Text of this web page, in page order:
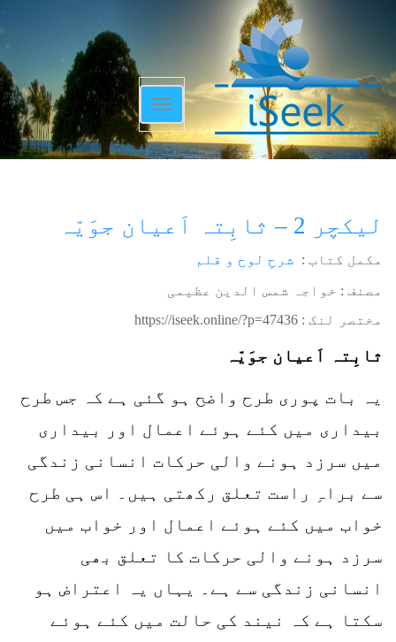
Toggle
navigation
لیکچر 2 – ثابِتہ اَعیان جوَیّہ
مکمل کتاب : شرحِ لوح و قلم
مصنف : خواجہ شمس الدین عظیمی
مختصر لنک : https://iseek.online/?p=47436
ثابِتہ اَعیان جوَیّہ
یہ بات پوری طرح واضح ہو گئی ہے کہ جس طرح
بیداری میں کئے ہوئے اعمال اور بیداری
میں سرزد ہونے والی حرکات انسانی زندگی
سے براہِ راست تعلق رکھتی ہیں۔ اس ہی طرح
خواب میں کئے ہوئے اعمال اور خواب میں
سرزد ہونے والی حرکات کا تعلق بھی
انسانی زندگی سے ہے۔ یہاں یہ اعتراض ہو
سکتا ہے کہ نیند کی حالت میں کئے ہوئے